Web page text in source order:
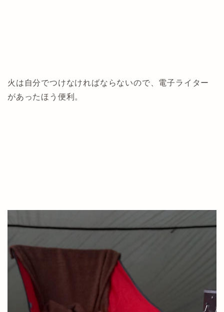
火は自分でつけなければならないので、電子ライター
があったほう便利。